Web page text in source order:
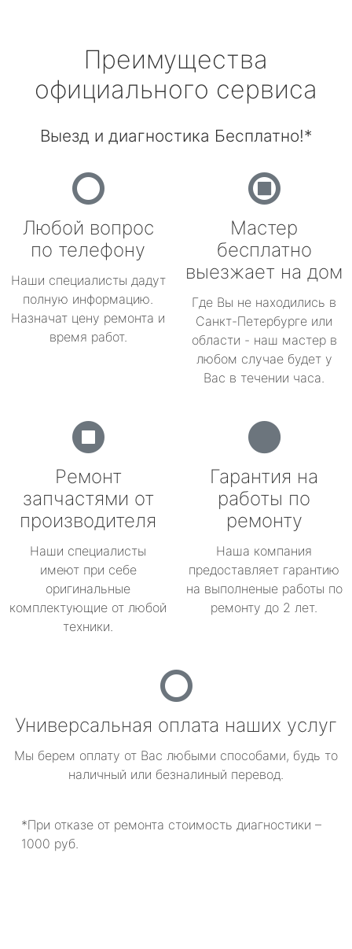
Преимущества
официального сервиса
Выезд и диагностика Бесплатно!*
Любой вопрос
по телефону
Наши специалисты дадут
полную информацию.
Назначат цену ремонта и
время работ.
Мастер
бесплатно
выезжает на дом
Где Вы не находились в
Санкт-Петербурге или
области - наш мастер в
любом случае будет у
Вас в течении часа.
Ремонт
запчастями от
производителя
Наши специалисты
имеют при себе
оригинальные
комплектующие от любой
техники.
Гарантия на
работы по
ремонту
Наша компания
предоставляет гарантию
на выполненые работы по
ремонту до 2 лет.
Универсальная оплата наших услуг
Мы берем оплату от Вас любыми способами, будь то
наличный или безналиный перевод.
*При отказе от ремонта стоимость диагностики –
1000 руб.